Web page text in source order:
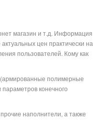
магазин и т.д. Информация
цен практически на
пользователей. Кому как
полимерные
конечного
наполнители, а также